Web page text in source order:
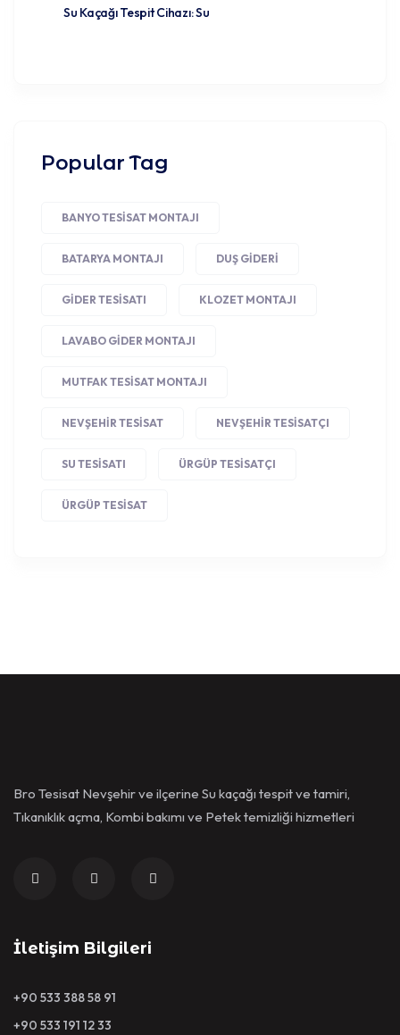
Su Kaçağı Tespit Cihazı: Su
Popular Tag
BANYO TESISAT MONTAJI
BATARYA MONTAJI DUŞ GIDERI
GIDER TESISATI KLOZET MONTAJI
LAVABO GIDER MONTAJI
MUTFAK TESISAT MONTAJI
NEVŞEHIR TESISAT NEVŞEHIR TESISATÇI
SU TESISATI ÜRGÜP TESISATÇI
ÜRGÜP TESISAT
Bro Tesisat Nevşehir ve ilçerine Su kaçağı tespit ve tamiri,
Tıkanıklık açma, Kombi bakımı ve Petek temizliği hizmetleri
İletişim Bilgileri
+90 533 388 58 91
+90 533 191 12 33